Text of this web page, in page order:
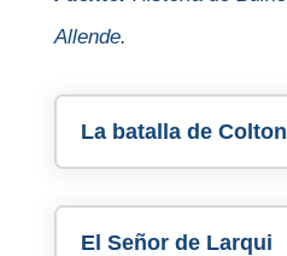
Allende.
La batalla de Colton
El Señor de Larqui